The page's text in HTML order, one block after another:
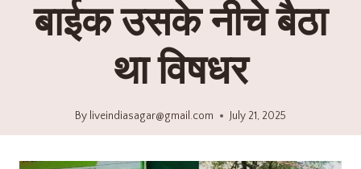
बाईक उसके नीचे बैठा
था विषधर
By liveindiasagar@gmail.com July 21, 2025